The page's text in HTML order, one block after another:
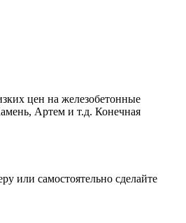
цен на железобетонные
Артем и т.д. Конечная
или самостоятельно сделайте